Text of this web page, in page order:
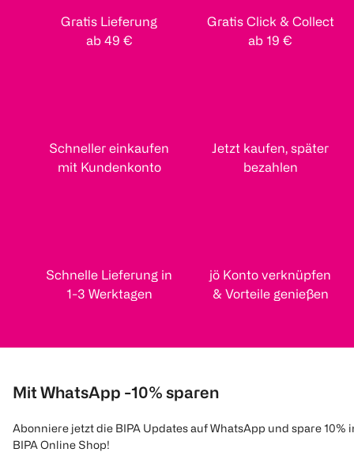
Gratis Lieferung
ab 49 €
Gratis Click & Collect
ab 19 €
Schneller einkaufen
mit Kundenkonto
Jetzt kaufen, später
bezahlen
Schnelle Lieferung in
1-3 Werktagen
jö Konto verknüpfen
& Vorteile genießen
Mit WhatsApp -10% sparen
Abonniere jetzt die BIPA Updates auf WhatsApp und spare 10%
BIPA Online Shop!